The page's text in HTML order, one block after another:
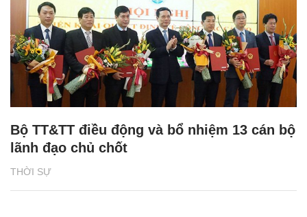
THỜI SỰ
Bộ TT&TT điều động và bổ nhiệm 13 cán bộ
lãnh đạo chủ chốt